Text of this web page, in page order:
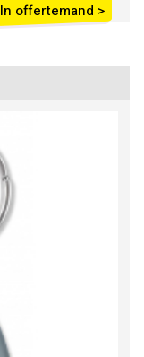
In offertemand >